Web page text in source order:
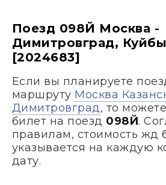
Поезд 098Й Москва -
Димитровград,
[2024683]
Если вы планируете
маршруту Москва
Димитровград, то
билет на поезд 098Й.
правилам, стоимость жд
указывается на каждую
дату.